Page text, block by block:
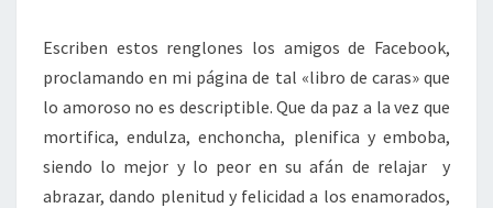
Escriben estos renglones los amigos de Facebook,
proclamando en mi página de tal «libro de caras» que
lo amoroso no es descriptible. Que da paz a la vez que
mortifica, endulza, enchoncha, plenifica y emboba,
siendo lo mejor y lo peor en su afán de relajar y
abrazar, dando plenitud y felicidad a los enamorados,